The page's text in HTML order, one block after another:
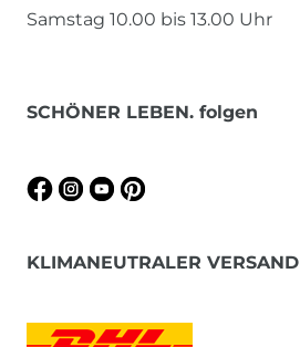
Samstag 10.00 bis 13.00 Uhr
SCHÖNER LEBEN. folgen
KLIMANEUTRALER VERSAND